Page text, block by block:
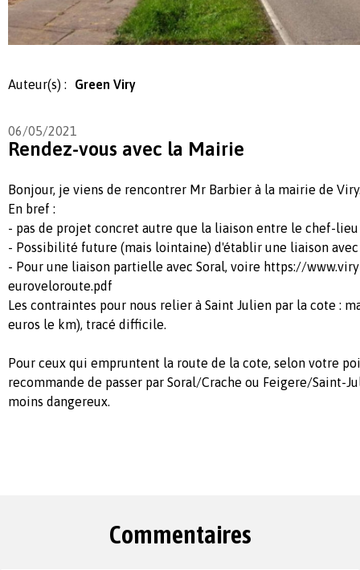
Auteur(s) : Green Viry
06/05/2021
Rendez-vous avec la Mairie
Bonjour, je viens de rencontrer Mr Barbier à la mairie de
En bref :
- pas de projet concret autre que la liaison entre le chef-
- Possibilité future (mais lointaine) d'établir une liaison
- Pour une liaison partielle avec Soral, voire https://
euroveloroute.pdf
Les contraintes pour nous relier à Saint Julien par la cote :
euros le km), tracé difficile.
Pour ceux qui empruntent la route de la cote, selon votre
recommande de passer par Soral/Crache ou Feigere/Saint-
moins dangereux.
Commentaires